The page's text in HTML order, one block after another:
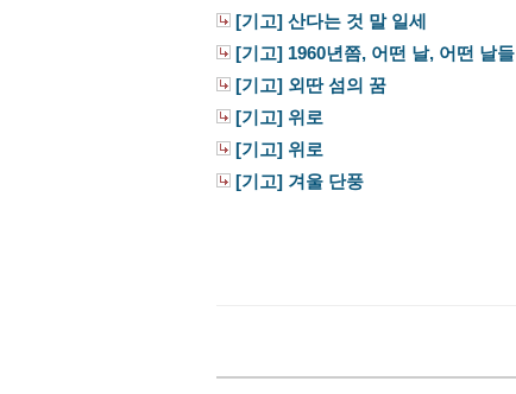
[기고] 산다는 것 말 일세
[기고] 1960년쯤, 어떤 날, 어떤 날들
[기고] 외딴 섬의 꿈
[기고] 위로
[기고] 위로
[기고] 겨울 단풍